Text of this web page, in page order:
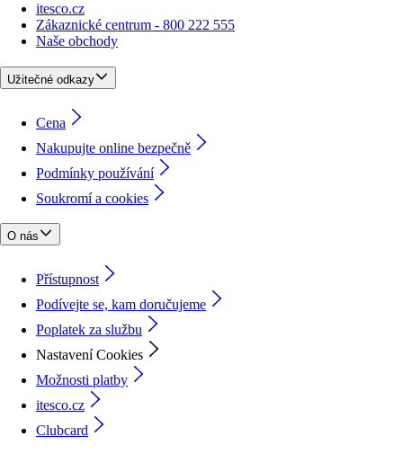
itesco.cz
Zákaznické centrum - 800 222 555
Naše obchody
Užitečné odkazy
Cena
Nakupujte online bezpečně
Podmínky používání
Soukromí a cookies
O nás
Přístupnost
Podívejte se, kam doručujeme
Poplatek za službu
Nastavení Cookies
Možnosti platby
itesco.cz
Clubcard